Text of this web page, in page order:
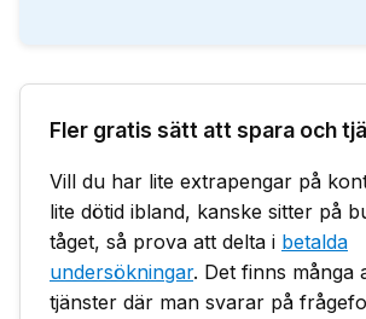
Fler gratis sätt att spara och
Vill du har lite extrapengar på
lite dötid ibland, kanske sitter på
tåget, så prova att delta i betalda
undersökningar. Det finns många
tjänster där man svarar på